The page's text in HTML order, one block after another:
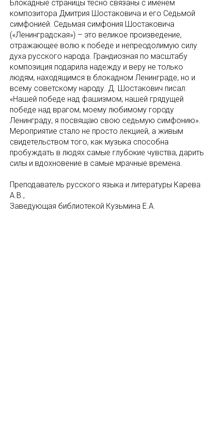
Блокадные страницы тесно связаны с именем
композитора Дмитрия Шостаковича и его Седьмой
симфонией. Седьмая симфония Шостаковича
(«Ленинградская») – это великое произведение,
отражающее волю к победе и непреодолимую силу
духа русского народа. Грандиозная по масштабу
композиция подарила надежду и веру не только
людям, находящимся в блокадном Ленинграде, но и
всему советскому народу. Д. Шостакович писал:
«Нашей победе над фашизмом, нашей грядущей
победе над врагом, моему любимому городу
Ленинграду, я посвящаю свою седьмую симфонию».
Мероприятие стало не просто лекцией, а живым
свидетельством того, как музыка способна
пробуждать в людях самые глубокие чувства, дарить
силы и вдохновение в самые мрачные времена.
Преподаватель русского языка и литературы Карева
А.В.,
Заведующая библиотекой Кузьмина Е.А.